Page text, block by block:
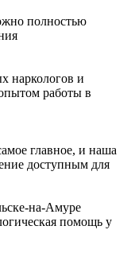
полностью
наркологов и
работы в
главное, и наша
доступным для
на-Амуре
помощь у